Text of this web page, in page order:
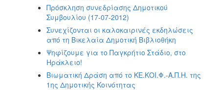
Πρόσκληση συνεδρίασης Δημοτικού
Συμβουλίου (17-07-2012)
Συνεχίζονται οι καλοκαιρινές εκδηλώσεις
από τη Βικελαία Δημοτική Βιβλιοθήκη
Ψηφίζουμε για το Παγκρήτιο Στάδιο, στο
Ηράκλειο!
Βιωματική Δράση από το ΚΕ.ΚΟΙ.Φ.-Α.Π.Η. της
1ης Δημοτικής Κοινότητας